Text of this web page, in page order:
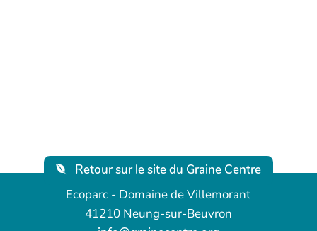
Retour sur le site du Graine Centre
Ecoparc - Domaine de Villemorant
41210 Neung-sur-Beuvron